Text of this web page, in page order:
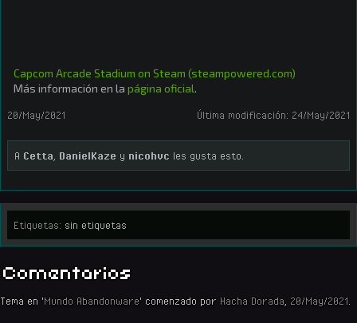
Capcom Arcade Stadium on Steam (steampowered.com)
Más información en la página oficial.
Última modificación: 24/May/2021
20/May/2021
A Cetta DanielKaze y nicohvc les gusta esto.
Etiquetas: sin etiquetas
Comentarios
Tema en 'Mundo Abandonware' comenzado por Hacha Dorada 20/May/2021